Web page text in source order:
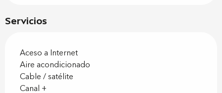
Servicios
Aceso a Internet
Aire acondicionado
Cable / satélite
Canal +